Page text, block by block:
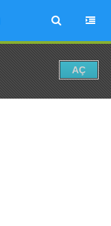
AÇ